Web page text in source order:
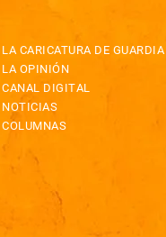
LA CARICATURA DE GUARDIA
LA OPINIÓN
CANAL DIGITAL
NOTICIAS
COLUMNAS